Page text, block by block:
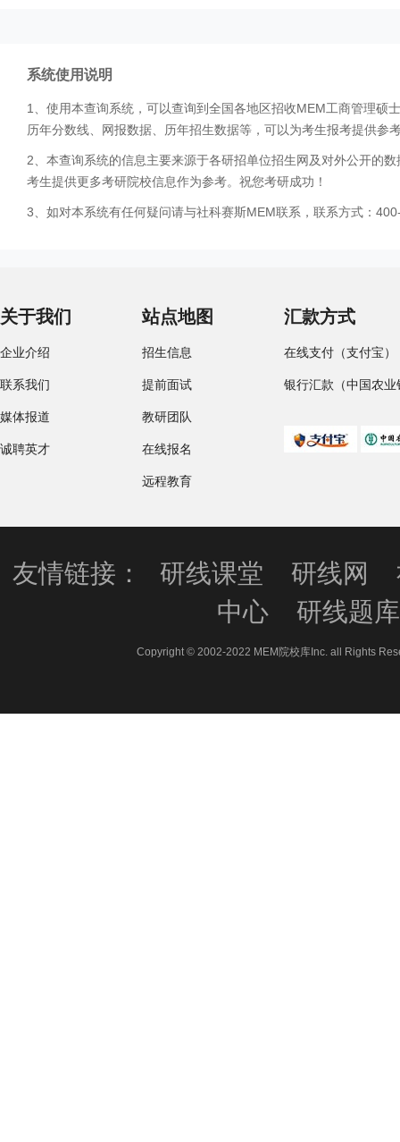
系统使用说明
1、使用本查询系统，可以查询到全国各地区招收MEM工商管理硕
历年分数线、网报数据、历年招生数据等，可以为考生报考提供参
2、本查询系统的信息主要来源于各研招单位招生网及对外公开的
考生提供更多考研院校信息作为参考。祝您考研成功！
3、如对本系统有任何疑问请与社科赛斯MEM联系，联系方式：
关于我们
企业介绍
联系我们
媒体报道
诚聘英才
站点地图
招生信息
提前面试
教研团队
在线报名
远程教育
汇款方式
在线支付（支付宝）
银行汇款（中国农业
友情链接： 研线课堂 研线网
中心
研线题库
Copyright © 2002-2022 MEM院校库Inc. all Rights